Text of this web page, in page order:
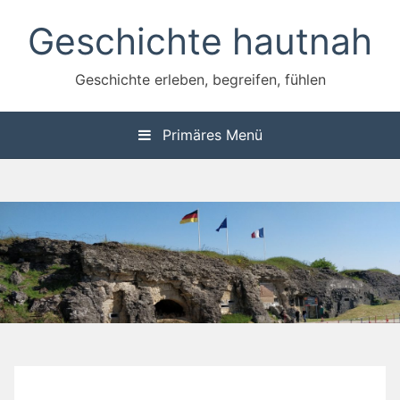
Inhalt
springenGeschichte hautnah
Geschichte erleben, begreifen, fühlen
Primäres Menü